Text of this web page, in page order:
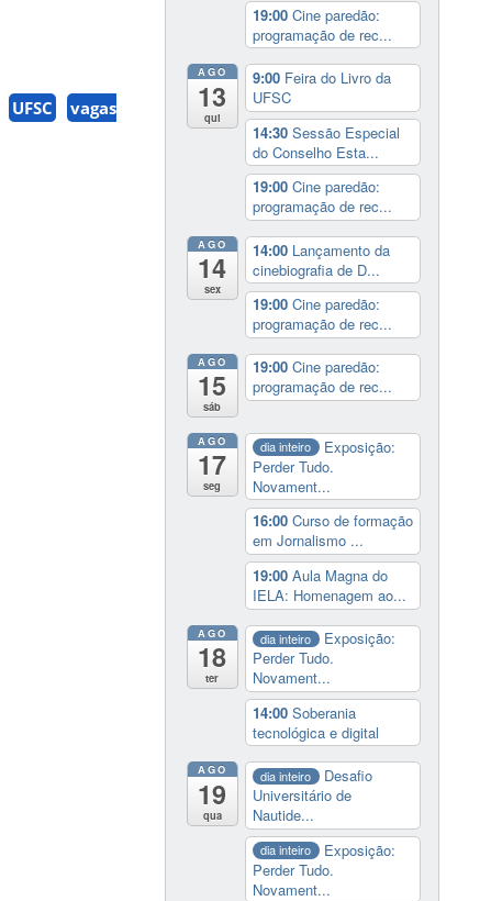
UFSC
vagas
19:00 Cine paredão:
programação de rec...
AGO
13
qui
9:00 Feira do Livro da
UFSC
14:30 Sessão Especial
do Conselho Esta...
19:00 Cine paredão:
programação de rec...
AGO
14
sex
14:00 Lançamento da
cinebiografia de D...
19:00 Cine paredão:
programação de rec...
AGO
15
sáb
19:00 Cine paredão:
programação de rec...
AGO
17
seg
dia inteiro
Exposição:
Perder Tudo.
Novament...
16:00 Curso de formação
em Jornalismo ...
19:00 Aula Magna do
IELA: Homenagem ao...
AGO
18
ter
dia inteiro
Exposição:
Perder Tudo.
Novament...
14:00 Soberania
tecnológica e digital
AGO
19
qua
dia inteiro
Desafio
Universitário de
Nautide...
dia inteiro
Exposição:
Perder Tudo.
Novament...